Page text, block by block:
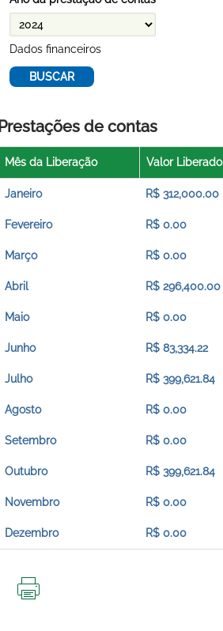
Dados financeiros
Prestações de contas
Mês da Liberação Valor Liberado
Janeiro R$ 312,000.00
Fevereiro R$ 0.00
Março R$ 0.00
Abril R$ 296,400.00
Maio R$ 0.00
Junho R$ 83,334.22
Julho R$ 399,621.84
Agosto R$ 0.00
Setembro R$ 0.00
Outubro R$ 399,621.84
Novembro R$ 0.00
Dezembro R$ 0.00